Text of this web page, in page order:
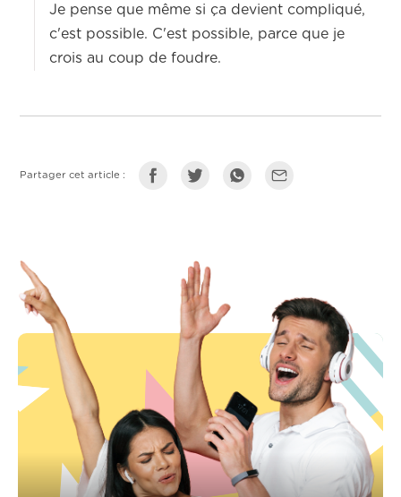
Je pense que même si ça devient compliqué,
c'est possible. C'est possible, parce que je
crois au coup de foudre.
Partager cet article :